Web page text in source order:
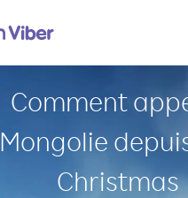
Comment
Mongolie
Christmas